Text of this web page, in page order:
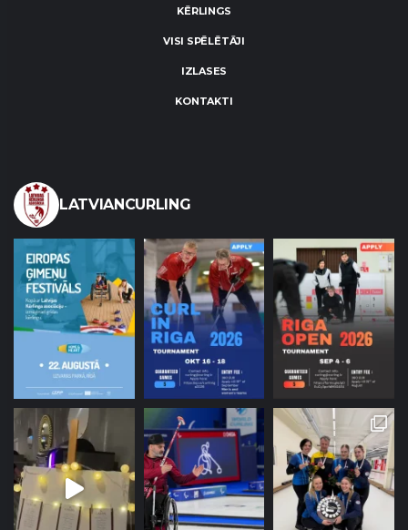
KĒRLINGS
VISI SPĒLĒTĀJI
IZLASES
KONTAKTI
LATVIANCURLING